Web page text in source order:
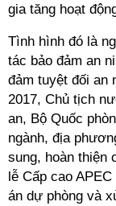
gia tăng hoạt
Tình hình đó là
tác bảo đảm an
đảm tuyệt đối an
2017, Chủ tịch
an, Bộ Quốc
ngành, địa
sung, hoàn thiện
lễ Cấp cao
án dự phòng và